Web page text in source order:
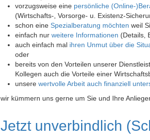
vorzugsweise eine persönliche (Online-
(Wirtschafts-, Vorsorge- u. Existenz-
schon eine Spezialberatung möchten weil
einfach nur weitere Informationen (Details,
auch einfach mal ihren Unmut über die
oder
bereits von den Vorteilen unserer
Kollegen auch die Vorteile einer
unsere wertvolle Arbeit auch finanziell
wir kümmern uns gerne um Sie und Ihre
Jetzt unverbindlich